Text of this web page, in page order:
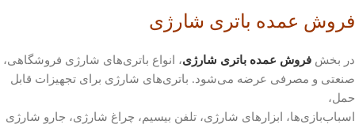
فروش عمده باتری شارژی
در بخش فروش عمده باتری شارژی، انواع باتری‌های شارژی فروشگاهی،
صنعتی و مصرفی عرضه می‌شود. باتری‌های شارژی برای تجهیزات قابل
حمل،
اسباب‌بازی‌ها، ابزارهای شارژی، تلفن بیسیم، چراغ شارژی، جارو شارژی